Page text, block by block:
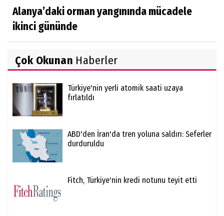
Alanya’daki orman yangınında mücadele
ikinci gününde
Çok Okunan Haberler
Türkiye'nin yerli atomik saati uzaya
fırlatıldı
ABD'den İran'da tren yoluna saldırı: Seferler
durduruldu
Fitch, Türkiye'nin kredi notunu teyit etti